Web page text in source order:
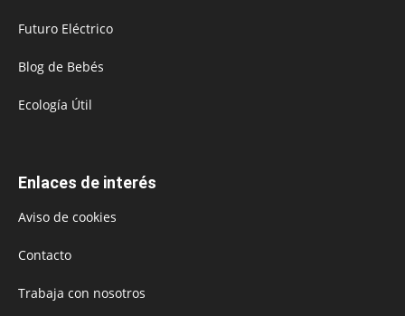
Futuro Eléctrico
Blog de Bebés
Ecología Útil
Enlaces de interés
Aviso de cookies
Contacto
Trabaja con nosotros